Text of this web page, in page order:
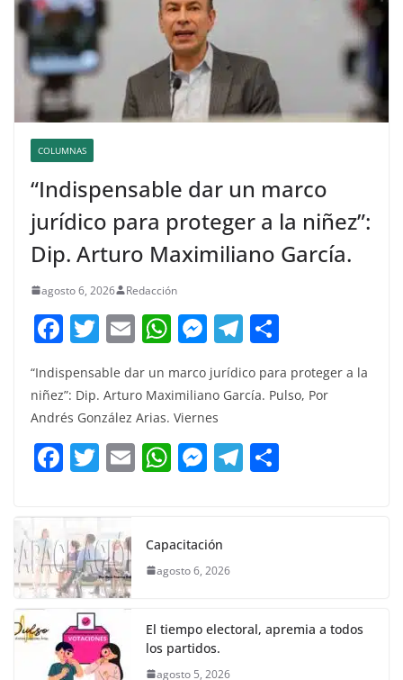
COLUMNAS
“Indispensable dar un marco
jurídico para proteger a la niñez”:
Dip. Arturo Maximiliano García.
agosto 6, 2026 Redacción
F
c
e
b
o
k
T
w
itt
er
E
ai
l
W
at
s
A
p
M
e
ss
e
n
g
T
e
a
m
m
“Indispensable dar un marco jurídico para proteger a la
niñez”: Dip. Arturo Maximiliano García. Pulso, Por
Andrés González Arias. Viernes
F
c
e
b
o
o
k
T
itt
er
E W
s
A
p
M
e
n
er
T
Capacitación
agosto 6, 2026
El tiempo electoral, apremia a todos
los partidos.
agosto 5, 2026